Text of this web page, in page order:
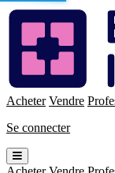
Enchères
Immo
Acheter Vendre
Se connecter
Ouvrir
le